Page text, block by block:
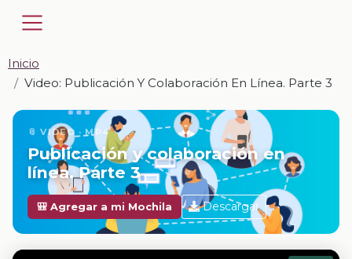
Inicio
Video: Publicación Y Colaboración En Línea. Parte 3
📎 VIDEO · MP4
Publicación y colaboración en
línea. Parte 3
🎒 Agregar a mi Mochila Descargar